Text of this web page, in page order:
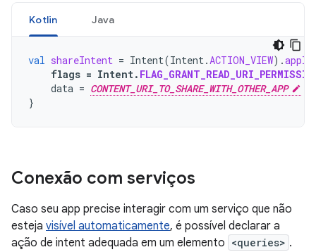
Kotlin Java
val shareIntent = Intent(Intent.ACTION_VIEW).apply
flags = Intent.
data = CONTENT_URI_TO_SHARE_WITH_OTHER_APP
}
Conexão com serviços
Caso seu app precise interagir com um serviço que não
esteja visível automaticamente, é possível declarar a
ação de intent adequada em um elemento <queries> .